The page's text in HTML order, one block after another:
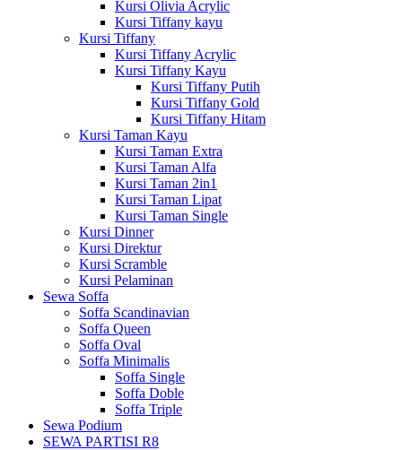
Kursi Olivia Acrylic
Kursi Tiffany kayu
Kursi Tiffany
Kursi Tiffany Acrylic
Kursi Tiffany Kayu
Kursi Tiffany Putih
Kursi Tiffany Gold
Kursi Tiffany Hitam
Kursi Taman Kayu
Kursi Taman Extra
Kursi Taman Alfa
Kursi Taman 2in1
Kursi Taman Lipat
Kursi Taman Single
Kursi Dinner
Kursi Direktur
Kursi Scramble
Kursi Pelaminan
Sewa Soffa
Soffa Scandinavian
Soffa Queen
Soffa Oval
Soffa Minimalis
Soffa Single
Soffa Doble
Soffa Triple
Sewa Podium
SEWA PARTISI R8